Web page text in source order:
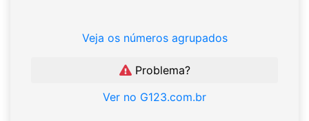
Veja os números agrupados
Problema?
Ver no G123.com.br